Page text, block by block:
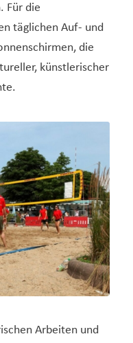
Für die
täglichen Auf- und
die
künstlerischer
Arbeiten und